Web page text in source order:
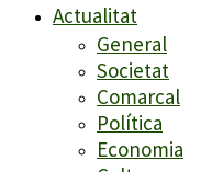
Actualitat
General
Societat
Comarcal
Política
Economia